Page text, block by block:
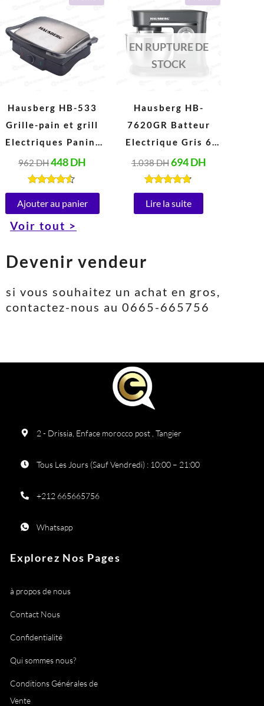
Hausberg HB-533
Grille-pain et grill
Electriques Panini
en acier Inoxydable
Peut ouvrir à 180°
(1850-2200W, 220-
240V)
962DH
prix
initial
était :
962 DH.
448DH
prix
est :
448 DH.
Note
4.40
sur 5
Ajouter au panier
EN RUPTURE DE
STOCK
Hausberg HB-
7620GR Batteur
Electrique Gris 6
Vitesses 5 Litres
(1000W)
1.038DH
prix
initial
était :
1.038 DH.
694DH
prix
actuel
est :
694 DH.
Note
4.67
Lire la suite
Voir tout >
Devenir vendeur
si vous souhaitez un achat en gros,
contactez-nous au 0665-665756
2 - Drissia, Enface morocco post , Tangier
Tous Les Jours (Sauf Vendredi) : 10:00 – 21:00
+212 665665756
Whatsapp
Explorez Nos Pages
à propos de nous
Contact Nous
Confidentialité
Qui sommes nous?
Conditions Générales de
Vente